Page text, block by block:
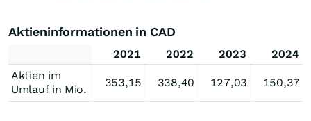
Aktieninformationen in CAD
2021 2022 2023
2024
Aktien im
Umlauf in Mio.
353,15 338,40 127,03 150,37